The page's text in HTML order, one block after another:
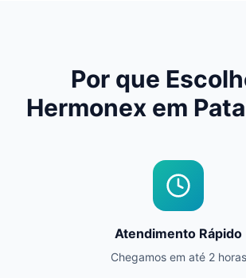
Por que
Hermonex em
Atendimento Rápido
Chegamos em até 2 horas